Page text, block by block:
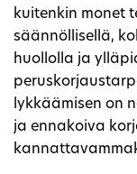
kuitenkin monet
säännöllisellä,
huollolla ja
lykkäämisen on
ja ennakoiva